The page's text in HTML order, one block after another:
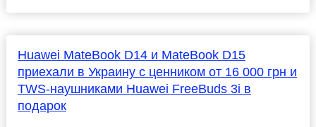
Huawei MateBook D14 и MateBook D15
приехали в Украину с ценником от 16 000 грн и
TWS-наушниками Huawei FreeBuds 3i в
подарок